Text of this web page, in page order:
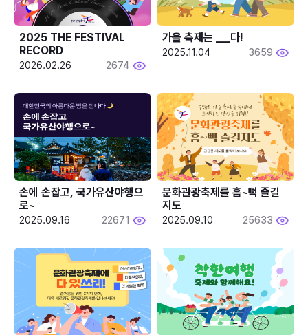
2025 THE FESTIVAL
RECORD
2026.02.26 2674
2025.11.04 3659
손에 손잡고, 국가유산야행으
로~
2025.09.16 22671
문화관광축제를 흠~뻑 즐길
지도
2025.09.10 25633